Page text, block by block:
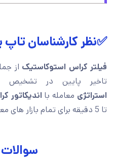
✅نظر کارشناسان تاپ
فیلتر کراس استوکاستیک از
تاخیر پایین در تشخیص
استراتژی معامله با اندیکاتور
تا 5 دقیقه برای تمام بازار های معاملاتی قابل معامله است.